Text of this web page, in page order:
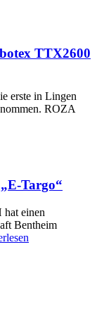
TTX2600
erste in Lingen
ROZA
Targo“
hat einen
Bentheim